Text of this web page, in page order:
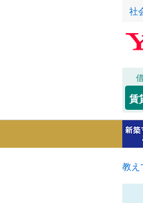
社
賃
教え